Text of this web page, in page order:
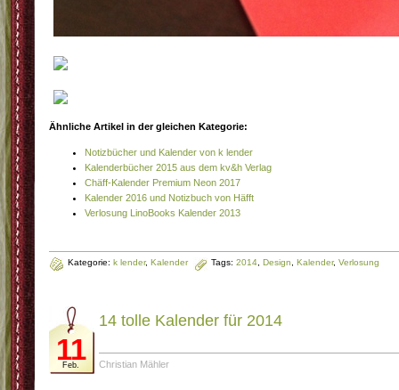
Ähnliche Artikel in der gleichen Kategorie:
Notizbücher und Kalender von k lender
Kalenderbücher 2015 aus dem kv&h Verlag
Chäff-Kalender Premium Neon 2017
Kalender 2016 und Notizbuch von Häfft
Verlosung LinoBooks Kalender 2013
Kategorie: k lender, Kalender Tags: 2014 Design Kalender, Verlosung
11
Feb.
14 tolle Kalender für 2014
Christian Mähler